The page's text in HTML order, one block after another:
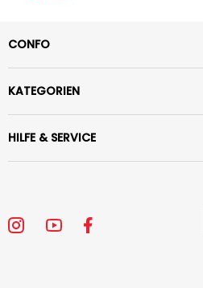
CONFO
KATEGORIEN
HILFE & SERVICE